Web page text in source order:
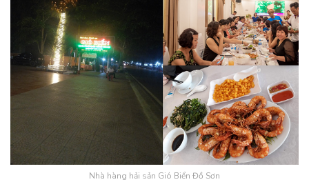
Nhà hàng hải sản Gió Biển Đồ Sơn